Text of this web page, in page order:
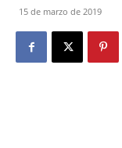
15 de marzo de 2019